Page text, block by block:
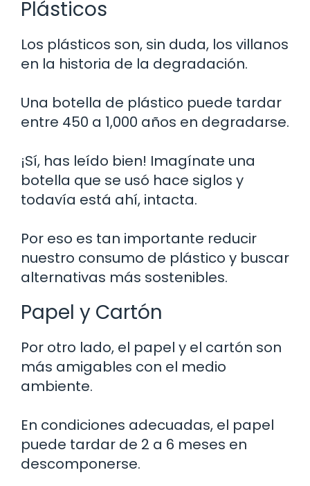
Plásticos
Los plásticos son, sin duda, los villanos
en la historia de la degradación.
Una botella de plástico puede tardar
entre 450 a 1,000 años en degradarse.
¡Sí, has leído bien! Imagínate una
botella que se usó hace siglos y
todavía está ahí, intacta.
Por eso es tan importante reducir
nuestro consumo de plástico y buscar
alternativas más sostenibles.
Papel y Cartón
Por otro lado, el papel y el cartón son
más amigables con el medio
ambiente.
En condiciones adecuadas, el papel
puede tardar de 2 a 6 meses en
descomponerse.